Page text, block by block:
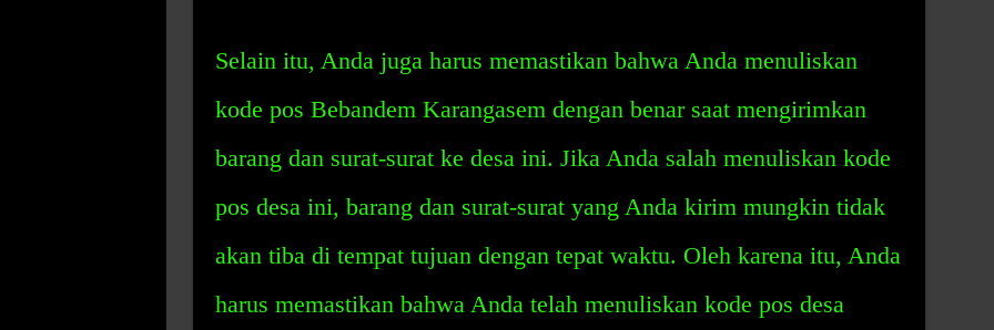
Selain itu, Anda juga harus memastikan bahwa Anda menuliskan
kode pos Bebandem Karangasem dengan benar saat mengirimkan
barang dan surat-surat ke desa ini. Jika Anda salah menuliskan kode
pos desa ini, barang dan surat-surat yang Anda kirim mungkin tidak
akan tiba di tempat tujuan dengan tepat waktu. Oleh karena itu, Anda
harus memastikan bahwa Anda telah menuliskan kode pos desa